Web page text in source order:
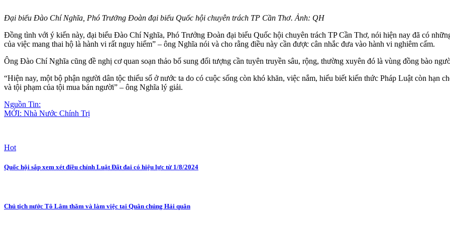
Đại biểu Đào Chí Nghĩa, Phó Trưởng Đoàn đại biểu Quốc hội chuyên trách TP Cần Thơ. Ảnh: QH
Đồng tình với ý kiến này, đại biểu Đào Chí Nghĩa, Phó Trưởng Đoàn đại biểu Quốc hội chuyên trách TP Cần Thơ, nói hiện nay đã có
của việc mang thai hộ là hành vi rất nguy hiểm” – ông Nghĩa nói và cho rằng điều này cần được cân nhắc đưa vào hành vi nghiêm cấm.
Ông Đào Chí Nghĩa cũng đề nghị cơ quan soạn thảo bổ sung đối tượng cần tuyên truyền sâu, rộng, thường xuyên đó là vùng đồng bào
“Hiện nay, một bộ phận người dân tộc thiểu số ở nước ta do có cuộc sống còn khó khăn, việc nắm, hiểu biết kiến thức Pháp Luật còn hạn
và tội phạm của tội mua bán người” – ông Nghĩa lý giải.
Nguồn Tin:
MỚI: Nhà Nước Chính Trị
Hot
Quốc hội sắp xem xét điều chỉnh Luật Đất đai có hiệu lực từ 1/8/2024
Chủ tịch nước Tô Lâm thăm và làm việc tại Quân chủng Hải quân